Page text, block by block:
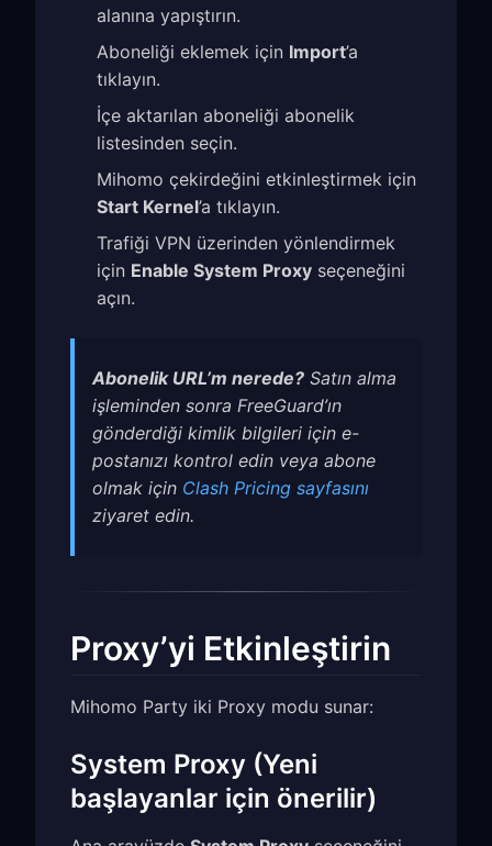
alanına yapıştırın.
Aboneliği eklemek için Import’a
tıklayın.
İçe aktarılan aboneliği abonelik
listesinden seçin.
Mihomo çekirdeğini etkinleştirmek için
Start Kernel’a tıklayın.
Trafiği VPN üzerinden yönlendirmek
için Enable System Proxy seçeneğini
açın.
Abonelik URL’m nerede? Satın alma
işleminden sonra FreeGuard’ın
gönderdiği kimlik bilgileri için e-
postanızı kontrol edin veya abone
olmak için Clash Pricing sayfasını
ziyaret edin.
Proxy’yi Etkinleştirin
Mihomo Party iki Proxy modu sunar:
System Proxy (Yeni
başlayanlar için önerilir)